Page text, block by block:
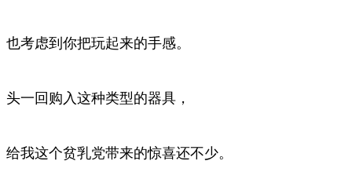
也考虑到你把玩起来的手感。
头一回购入这种类型的器具，
给我这个贫乳党带来的惊喜还不少。